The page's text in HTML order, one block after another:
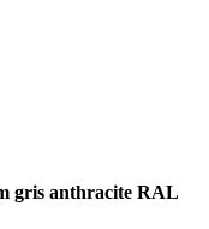
gris anthracite RAL